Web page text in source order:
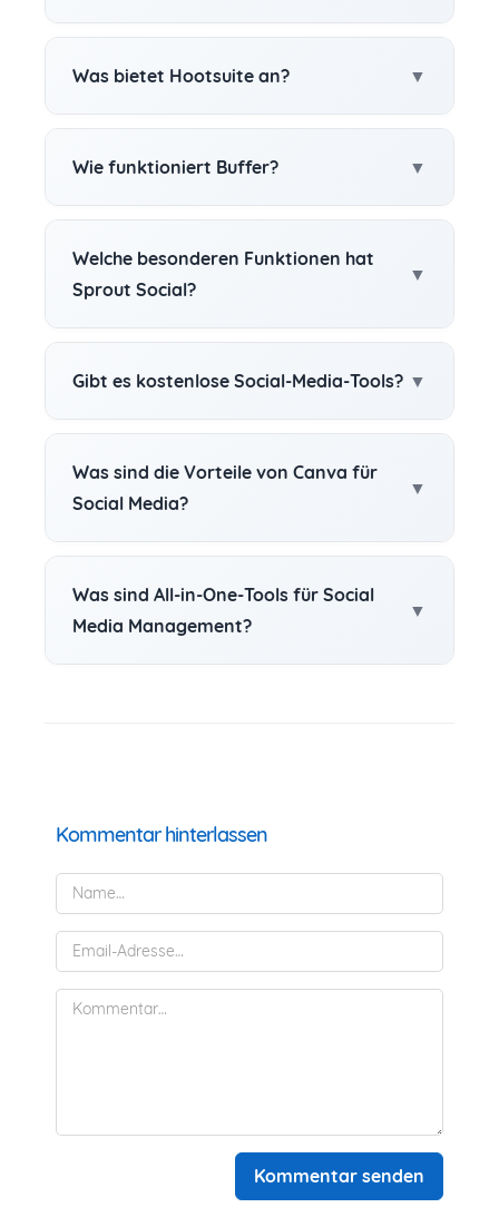
Was bietet Hootsuite an?
Wie funktioniert Buffer?
Welche besonderen Funktionen hat
Sprout Social?
Gibt es kostenlose Social-Media-Tools?
Was sind die Vorteile von Canva für
Social Media?
Was sind All-in-One-Tools für Social
Media Management?
Kommentar hinterlassen
Kommentar senden